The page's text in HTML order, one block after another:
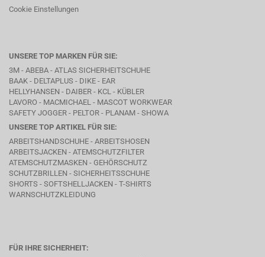
Cookie Einstellungen
UNSERE TOP MARKEN FÜR SIE:
3M - ABEBA - ATLAS SICHERHEITSCHUHE
BAAK - DELTAPLUS - DIKE - EAR
HELLYHANSEN - DAIBER - KCL - KÜBLER
LAVORO - MACMICHAEL - MASCOT WORKWEAR
SAFETY JOGGER - PELTOR - PLANAM - SHOWA
UNSERE TOP ARTIKEL FÜR SIE:
ARBEITSHANDSCHUHE - ARBEITSHOSEN
ARBEITSJACKEN - ATEMSCHUTZFILTER
ATEMSCHUTZMASKEN - GEHÖRSCHUTZ
SCHUTZBRILLEN - SICHERHEITSSCHUHE
SHORTS - SOFTSHELLJACKEN - T-SHIRTS
WARNSCHUTZKLEIDUNG
FÜR IHRE SICHERHEIT: